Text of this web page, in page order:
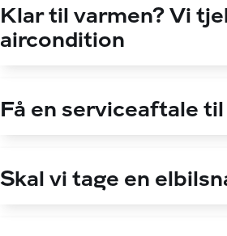
Klar til varmen? Vi
aircondition
Få en serviceaftale
Skal vi tage en